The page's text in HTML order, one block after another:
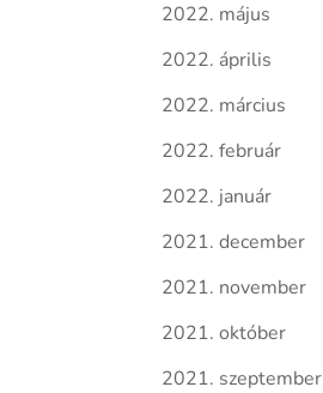
2022. május
2022. április
2022. március
2022. február
2022. január
2021. december
2021. november
2021. október
2021. szeptember